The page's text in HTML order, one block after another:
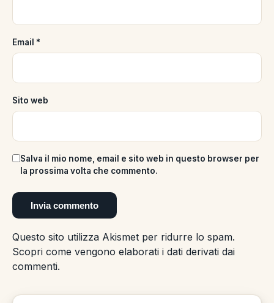
Email *
Sito web
Salva il mio nome, email e sito web in questo browser per
la prossima volta che commento.
Questo sito utilizza Akismet per ridurre lo spam.
Scopri come vengono elaborati i dati derivati dai
commenti.